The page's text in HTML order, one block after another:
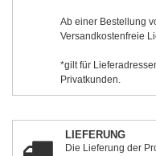
Ab einer Bestellung
Versandkostenfreie
*gilt für
Privatkunden.
LIEFERUNG
Die Lieferung der